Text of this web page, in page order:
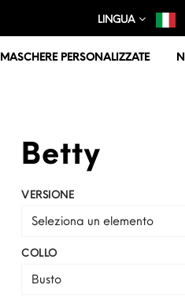
LINGUA
MASCHERE PERSONALIZZATE
Betty
VERSIONE
Seleziona un elemento
COLLO
Busto